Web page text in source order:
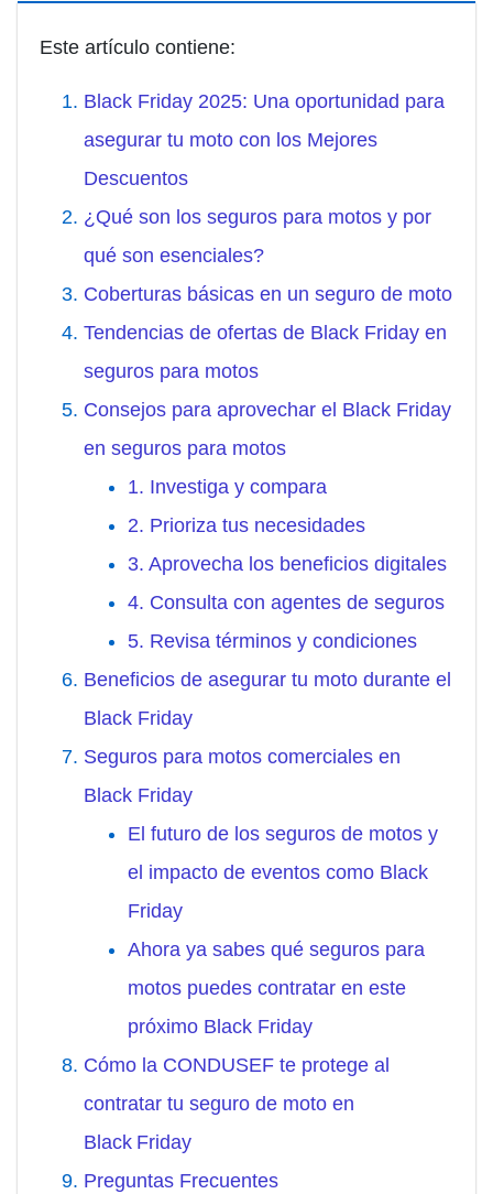
Este artículo contiene:
Black Friday 2025: Una oportunidad para
asegurar tu moto con los Mejores
Descuentos
¿Qué son los seguros para motos y por
qué son esenciales?
Coberturas básicas en un seguro de moto
Tendencias de ofertas de Black Friday en
seguros para motos
Consejos para aprovechar el Black Friday
en seguros para motos
1. Investiga y compara
2. Prioriza tus necesidades
3. Aprovecha los beneficios digitales
4. Consulta con agentes de seguros
5. Revisa términos y condiciones
Beneficios de asegurar tu moto durante el
Black Friday
Seguros para motos comerciales en
Black Friday
El futuro de los seguros de motos y
el impacto de eventos como Black
Friday
Ahora ya sabes qué seguros para
motos puedes contratar en este
próximo Black Friday
Cómo la CONDUSEF te protege al
contratar tu seguro de moto en
Black Friday
Preguntas Frecuentes